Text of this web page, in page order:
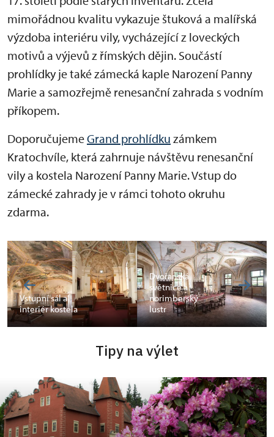
mimořádnou kvalitu vykazuje štuková a malířská
výzdoba interiéru vily, vycházející z loveckých
motivů a výjevů z římských dějin. Součástí
prohlídky je také zámecká kaple Narození Panny
Marie a samozřejmě renesanční zahrada s vodním
příkopem.
DoporučujemeGrand prohlídku zámkem
Kratochvíle, která zahrnuje návštěvu renesanční
vily a kostela Narození Panny Marie. Vstup do
zámecké zahrady je v rámci tohoto okruhu
zdarma.
Vstupní sál a
interiér kostela
Dvořanská
světnice a
norimberský
lustr
Tipy na výlet